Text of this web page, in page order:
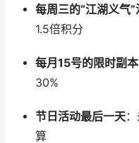
每周三的“江湖义气”
1.5倍积分
每月15号的限时副本
30%
节日活动最后一天
算